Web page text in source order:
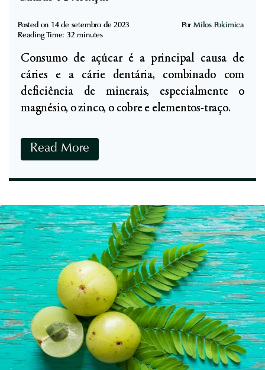
a
e
i
r
o
o
m
r
o
v
a
d
o
M
a
i
Posted on 14 de setembro de 2023 Por Milos Pokimica
Reading Time: 32minutes
Consumo de açúcar é a principal causa de
cáries e a cárie dentária, combinado com
deficiência de minerais, especialmente o
magnésio, o zinco, o cobre e elementos-traço.
Read More
m
P
a
r
a
r
a
C
á
r